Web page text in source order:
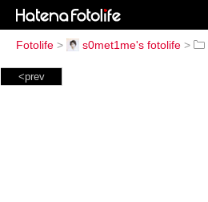
Fotolife > s0met1me's fotolife >
<prev